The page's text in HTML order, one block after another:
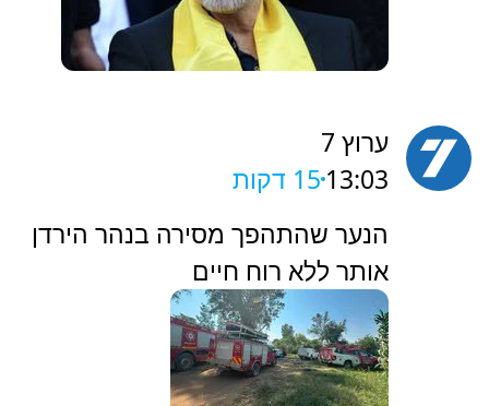
ערוץ 7
13:03 15 דקות
‏הנער שהתהפך מסירה בנהר הירדן
אותר ללא רוח חיים